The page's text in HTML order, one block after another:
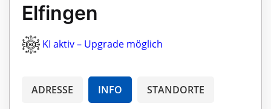
Elfingen
KI aktiv – Upgrade möglich
ADRESSE INFO STANDORTE